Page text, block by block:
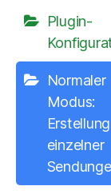
Plugin-
Normaler
Modus:
Erstellung
einzelner